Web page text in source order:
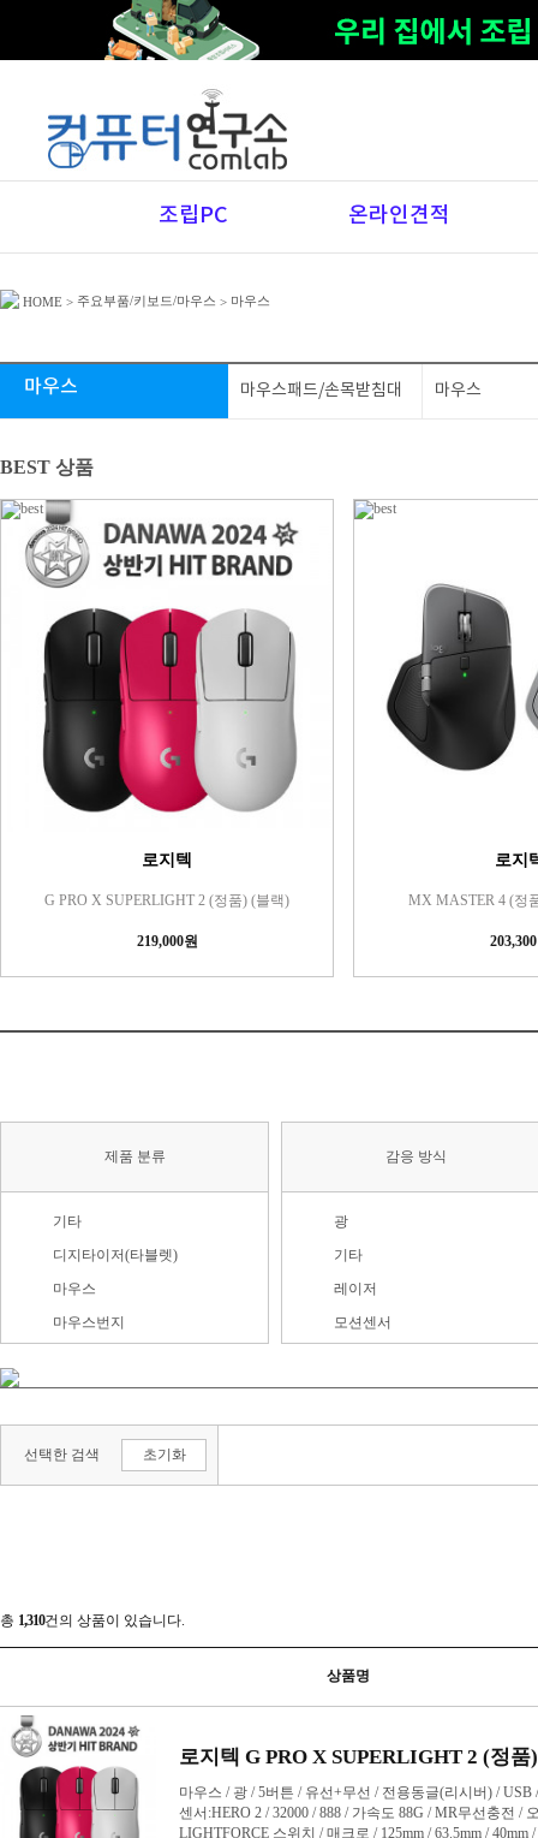
조립PC 온라인견적
HOME > 주요부품/키보드/마우스 > 마우스
마우스 마우스패드/손목받침대 마우스
BEST 상품
로지텍
G PRO X SUPERLIGHT 2 (정품) (블랙)
219,000원
로지
MX MASTER 4 (정
제품 분류
기타
디지타이저(타블렛)
마우스
마우스번지
마우스패치
마우스피트
손목받침대(팜레스트)
타블렛 주변용품
감응 방식
광
기타
레이저
모션센서
적외선
정전식
선택한 검색
초기화